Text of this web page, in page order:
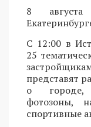
8
С 12:00 в
25
представят
о городе,
фотозоны,
спортивные